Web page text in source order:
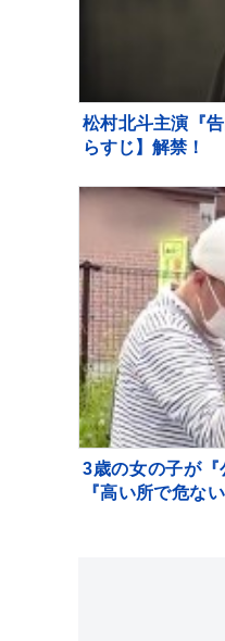
松村北斗主演『
らすじ】解禁！
3歳の女の子が
『高い所で危な